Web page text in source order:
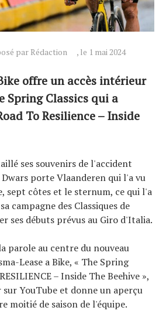
par Rédaction , le 1 mai 2024
offre un accès intérieur
Spring Classics qui a
To Resilience – Inside
ses souvenirs de l'accident
porte Vlaanderen qui l'a vu
sept côtes et le sternum, ce qui l'a
campagne des Classiques de
ses débuts prévus au Giro d'Italia.
parole au centre du nouveau
Lease a Bike, « The Spring
– Inside The Beehive »,
sur YouTube et donne un aperçu
moitié de saison de l'équipe.